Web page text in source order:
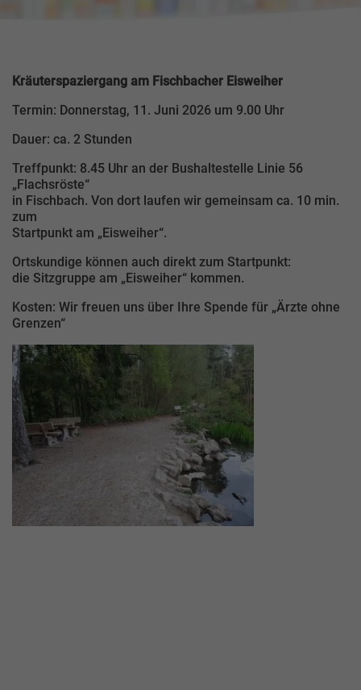
Kräuterspaziergang am Fischbacher Eisweiher
Termin: Donnerstag, 11. Juni 2026 um 9.00 Uhr
Dauer: ca. 2 Stunden
Treffpunkt: 8.45 Uhr an der Bushaltestelle Linie 56
„Flachsröste“
in Fischbach. Von dort laufen wir gemeinsam ca. 10 min.
zum
Startpunkt am „Eisweiher“.
Ortskundige können auch direkt zum Startpunkt:
die Sitzgruppe am „Eisweiher“ kommen.
Kosten: Wir freuen uns über Ihre Spende für „Ärzte ohne
Grenzen“